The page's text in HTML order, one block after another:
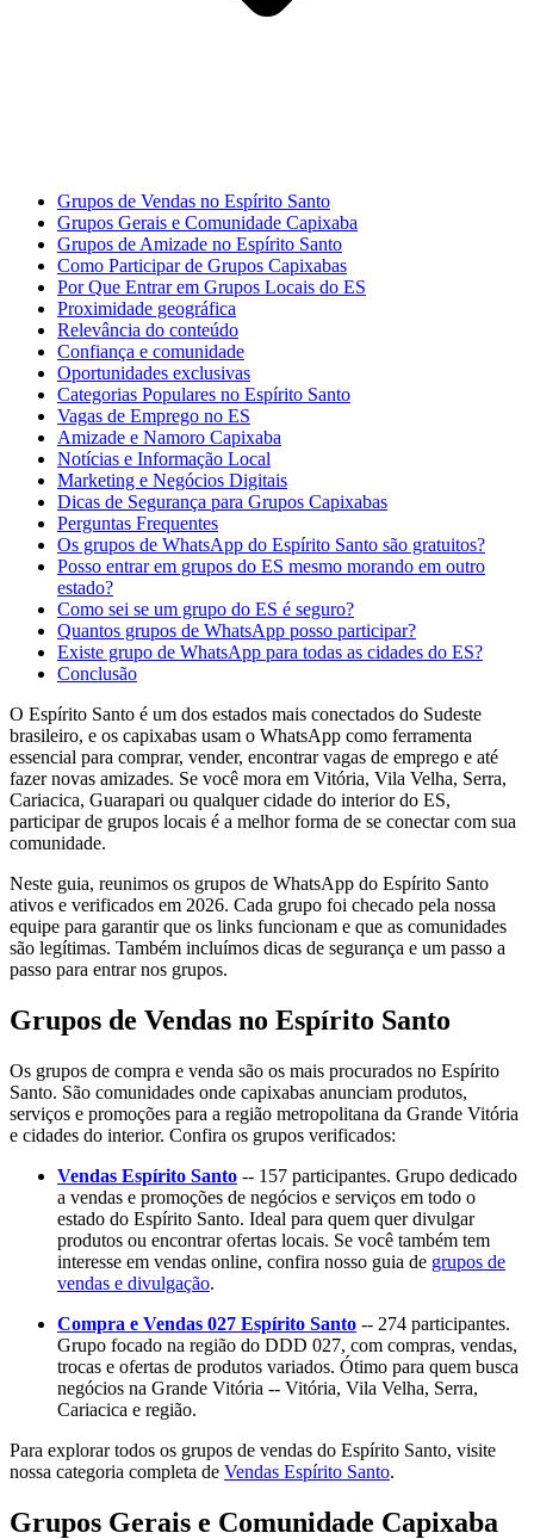
Grupos de Vendas no Espírito Santo
Grupos Gerais e Comunidade Capixaba
Grupos de Amizade no Espírito Santo
Como Participar de Grupos Capixabas
Por Que Entrar em Grupos Locais do ES
Proximidade geográfica
Relevância do conteúdo
Confiança e comunidade
Oportunidades exclusivas
Categorias Populares no Espírito Santo
Vagas de Emprego no ES
Amizade e Namoro Capixaba
Notícias e Informação Local
Marketing e Negócios Digitais
Dicas de Segurança para Grupos Capixabas
Perguntas Frequentes
Os grupos de WhatsApp do Espírito Santo são gratuitos?
Posso entrar em grupos do ES mesmo morando em outro
estado?
Como sei se um grupo do ES é seguro?
Quantos grupos de WhatsApp posso participar?
Existe grupo de WhatsApp para todas as cidades do ES?
Conclusão
O Espírito Santo é um dos estados mais conectados do Sudeste
brasileiro, e os capixabas usam o WhatsApp como ferramenta
essencial para comprar, vender, encontrar vagas de emprego e até
fazer novas amizades. Se você mora em Vitória, Vila Velha, Serra,
Cariacica, Guarapari ou qualquer cidade do interior do ES,
participar de grupos locais é a melhor forma de se conectar com sua
comunidade.
Neste guia, reunimos os grupos de WhatsApp do Espírito Santo
ativos e verificados em 2026. Cada grupo foi checado pela nossa
equipe para garantir que os links funcionam e que as comunidades
são legítimas. Também incluímos dicas de segurança e um passo a
passo para entrar nos grupos.
Grupos de Vendas no Espírito Santo
Os grupos de compra e venda são os mais procurados no Espírito
Santo. São comunidades onde capixabas anunciam produtos,
serviços e promoções para a região metropolitana da Grande Vitória
e cidades do interior. Confira os grupos verificados:
Vendas Espírito Santo -- 157 participantes. Grupo dedicado
a vendas e promoções de negócios e serviços em todo o
estado do Espírito Santo. Ideal para quem quer divulgar
produtos ou encontrar ofertas locais. Se você também tem
interesse em vendas online, confira nosso guia de grupos de
vendas e divulgação.
Compra e Vendas 027 Espírito Santo -- 274 participantes.
Grupo focado na região do DDD 027, com compras, vendas,
trocas e ofertas de produtos variados. Ótimo para quem busca
negócios na Grande Vitória -- Vitória, Vila Velha, Serra,
Cariacica e região.
Para explorar todos os grupos de vendas do Espírito Santo, visite
nossa categoria completa de Vendas Espírito Santo.
Grupos Gerais e Comunidade Capixaba